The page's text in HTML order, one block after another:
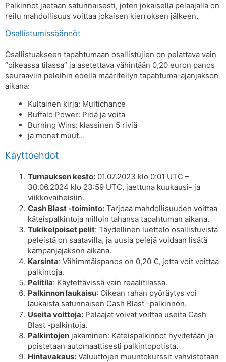
Palkinnot jaetaan satunnaisesti, joten jokaisella pelaajalla on
reilu mahdollisuus voittaa jokaisen kierroksen jälkeen.
Osallistumissäännöt
Osallistuakseen tapahtumaan osallistujien on pelattava vain
“oikeassa tilassa” ja asetettava vähintään 0,20 euron panos
seuraaviin peleihin edellä määritellyn tapahtuma-ajanjakson
aikana:
Kultainen kirja: Multichance
Buffalo Power: Pidä ja voita
Burning Wins: klassinen 5 riviä
ja monet muut…
Käyttöehdot
Turnauksen kesto: 01.07.2023 klo 0:01 UTC –
30.06.2024 klo 23:59 UTC, jaettuna kuukausi- ja
viikkovaiheisiin.
Cash Blast -toiminto: Tarjoaa mahdollisuuden voittaa
käteispalkintoja milloin tahansa tapahtuman aikana.
Tukikelpoiset pelit: Täydellinen luettelo osallistuvista
peleistä on saatavilla, ja uusia pelejä voidaan lisätä
kampanjajakson aikana.
Karsinta: Vähimmäispanos on 0,20 €, jotta voit voittaa
palkintoja.
Pelitila: Käytettävissä vain reaalitilassa.
Palkinnon laukaisu: Oikean rahan pyöräytys voi
laukaista satunnaisen Cash Blast -palkinnon.
Useita voittoja: Pelaajat voivat voittaa useita Cash
Blast -palkintoja.
Palkintojen jakaminen: Käteispalkinnot hyvitetään ja
poistetaan automaattisesti palkintopotista.
Hintavakaus: Valuuttojen muuntokurssit vahvistetaan